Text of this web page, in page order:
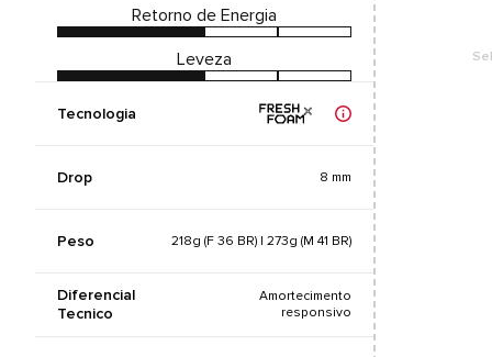
Retorno de Energia
Leveza
Tecnologia
Drop 8 mm
Peso 218g (F 36 BR) | 273g (M 41 BR)
Diferencial
Tecnico
Amortecimento
responsivo